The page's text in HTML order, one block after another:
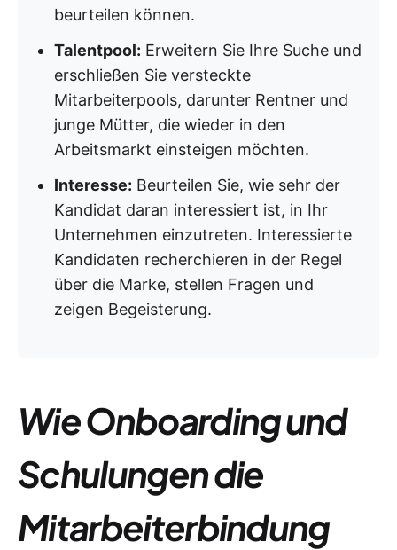
beurteilen können.
Talentpool: Erweitern Sie Ihre Suche und
erschließen Sie versteckte
Mitarbeiterpools, darunter Rentner und
junge Mütter, die wieder in den
Arbeitsmarkt einsteigen möchten.
Interesse: Beurteilen Sie, wie sehr der
Kandidat daran interessiert ist, in Ihr
Unternehmen einzutreten. Interessierte
Kandidaten recherchieren in der Regel
über die Marke, stellen Fragen und
zeigen Begeisterung.
Wie Onboarding und
Schulungen die
Mitarbeiterbindung